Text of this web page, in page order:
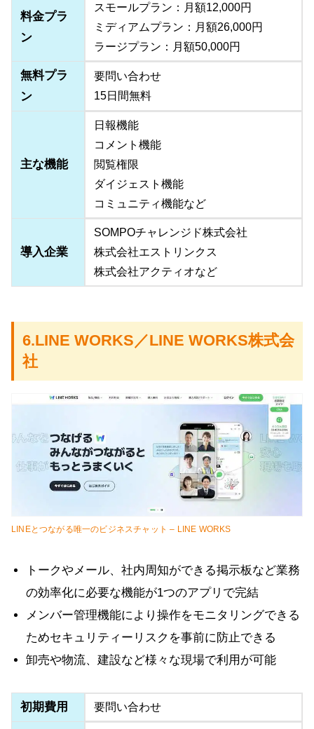
料金プラ
ン
スモールプラン：月額12,000円
ミディアムプラン：月額26,000円
ラージプラン：月額50,000円
無料プラ
ン
要問い合わせ
15日間無料
主な機能
日報機能
コメント機能
閲覧権限
ダイジェスト機能
コミュニティ機能など
導入企業
SOMPOチャレンジド株式会社
株式会社エストリンクス
株式会社アクティオなど
6.LINE WORKS／LINE WORKS株式会
社
LINEとつながる唯一のビジネスチャット – LINE WORKS
トークやメール、社内周知ができる掲示板など業務
の効率化に必要な機能が1つのアプリで完結
メンバー管理機能により操作をモニタリングできる
ためセキュリティーリスクを事前に防止できる
卸売や物流、建設など様々な現場で利用が可能
初期費用 要問い合わせ